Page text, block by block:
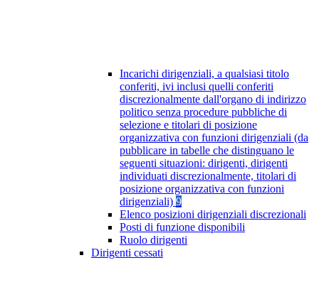
Incarichi dirigenziali, a qualsiasi titolo
conferiti, ivi inclusi quelli conferiti
discrezionalmente dall'organo di indirizzo
politico senza procedure pubbliche di
selezione e titolari di posizione
organizzativa con funzioni dirigenziali (da
pubblicare in tabelle che distinguano le
seguenti situazioni: dirigenti, dirigenti
individuati discrezionalmente, titolari di
posizione organizzativa con funzioni
dirigenziali) 9
Elenco posizioni dirigenziali discrezionali
Posti di funzione disponibili
Ruolo dirigenti
Dirigenti cessati